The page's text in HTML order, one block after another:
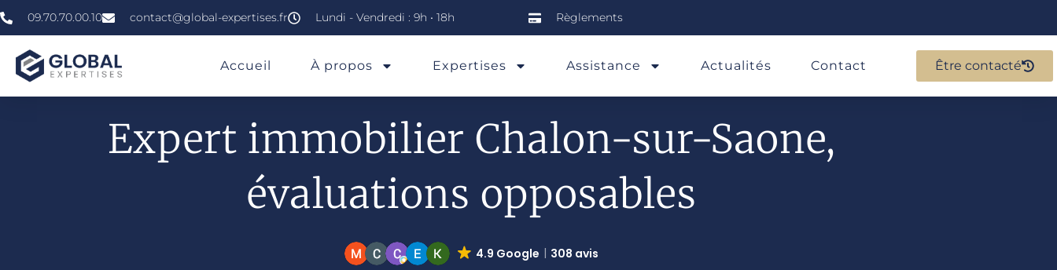
09.70.70.00.10 contact@global-expertises.fr Lundi - Vendredi : 9h • 18h Règlements
Accueil À propos Expertises Assistance Actualités Contact Être contacté
Expert immobilier Chalon-sur-Saone,
évaluations opposables
»»»Expertise Immobilière À Chalon-Sur-Saône
4.9 Google 308 avis